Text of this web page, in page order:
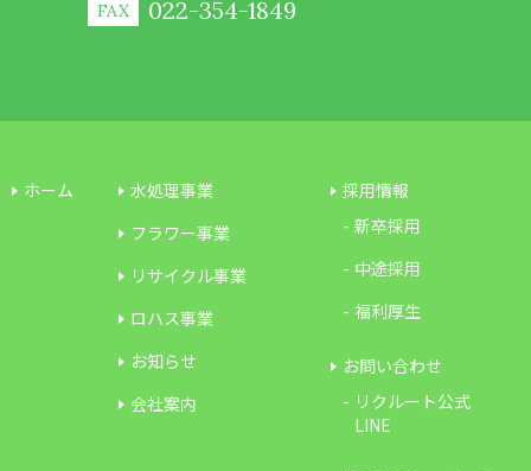
FAX 022-354-1849
ホーム
水処理事業
フラワー事業
リサイクル事業
ロハス事業
お知らせ
会社案内
採用情報
新卒採用
中途採用
福利厚生
お問い合わせ
リクルート公式
LINE